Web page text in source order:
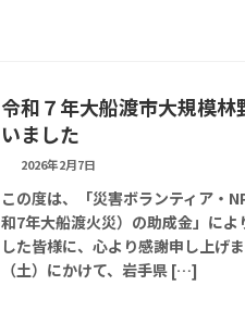
令和７年大船渡市大規模
いました
2026年2月7日
この度は、「災害ボランティア・
和7年大船渡火災）の助成金」に
した皆様に、心より感謝申し上げ
（土）にかけて、岩手県 […]